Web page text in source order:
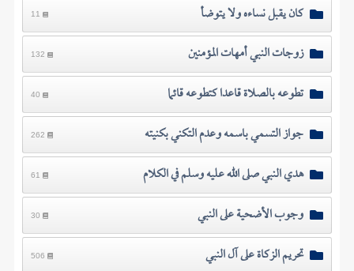
كان يقبل نساءه ولا يتوضأ 11
زوجات النبي أمهات المؤمنين 132
تطوعه بالصلاة قاعدا كتطوعه قائما 40
جواز التسمي باسمه وعدم التكني بكنيته 262
هدي النبي صلى الله عليه وسلم في الكلام 61
وجوب الأضحية على النبي 30
تحريم الزكاة على آل النبي 506